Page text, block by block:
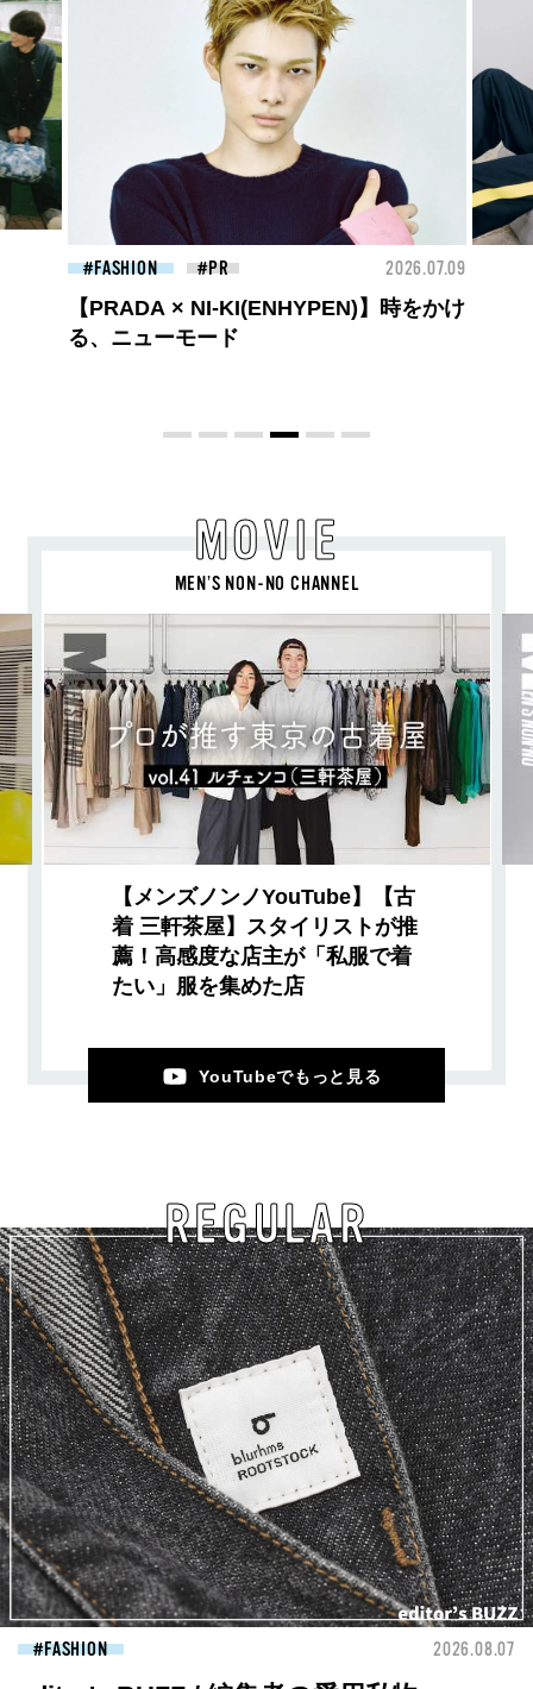
FASHION 2026.07.09
ロエベの新しい世界へようこそ。大胆な
コントラストとレイヤードの先に。装う
MOVIE
MEN’S NON-NO CHANNEL
【メンズノンノYouTube】【古
着 三軒茶屋】スタイリストが推
薦！高感度な店主が「私服で着
たい」服を集めた店
YouTubeでもっと見る
REGULAR
FASHION 2026.08.07